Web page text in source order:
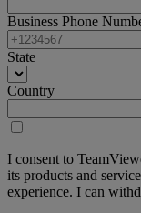
Business Phone
State
Country
I consent to
its products and
experience. I can